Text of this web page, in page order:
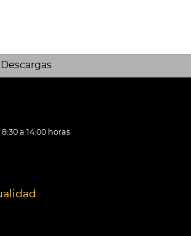
Descargas
a 14:00 horas